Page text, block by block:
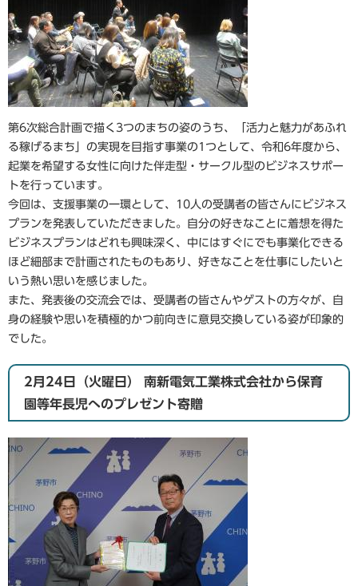
第6次総合計画で描く3つのまちの姿のうち、「活力と魅力があふれ
る稼げるまち」の実現を目指す事業の1つとして、令和6年度から、
起業を希望する女性に向けた伴走型・サークル型のビジネスサポー
トを行っています。
今回は、支援事業の一環として、10人の受講者の皆さんにビジネス
プランを発表していただきました。自分の好きなことに着想を得た
ビジネスプランはどれも興味深く、中にはすぐにでも事業化できる
ほど細部まで計画されたものもあり、好きなことを仕事にしたいと
いう熱い思いを感じました。
また、発表後の交流会では、受講者の皆さんやゲストの方々が、自
身の経験や思いを積極的かつ前向きに意見交換している姿が印象的
でした。
2月24日（火曜日） 南新電気工業株式会社から保育
園等年長児へのプレゼント寄贈